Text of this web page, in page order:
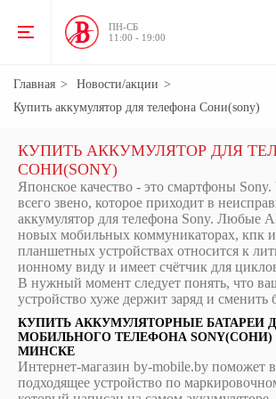
ПН-CБ
11:00 - 19:00
Главная
Новости/акции
Купить аккумулятор для телефона Сони(sony)
КУПИТЬ АККУМУЛЯТОР ДЛЯ
СОНИ(SONY)
Японское качество - это смартфоны
всего звено, которое приходит в
аккумулятор для телефона Sony. Любые
новых мобильных коммуникаторах, кпк
планшетных устройствах относится к
ионному виду и имеет счётчик для
В нужный момент следует понять, что
устройство хуже держит заряд и сменить
КУПИТЬ АККУМУЛЯТОРНЫЕ БАТАРЕИ
МОБИЛЬНОГО ТЕЛЕФОНА SONY(СОНИ)
МИНСКЕ
Интернет-магазин by-mobile.by поможет
подходящее устройство по